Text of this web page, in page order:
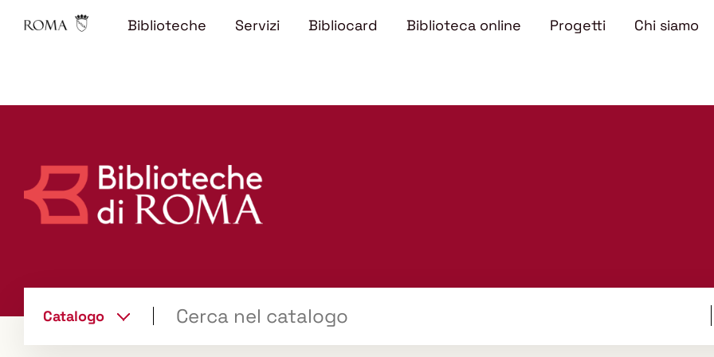
Biblioteche Servizi Bibliocard Biblioteca online Progetti Chi siamo
Catalogocambia
il tuo libro "Catalogo"
la